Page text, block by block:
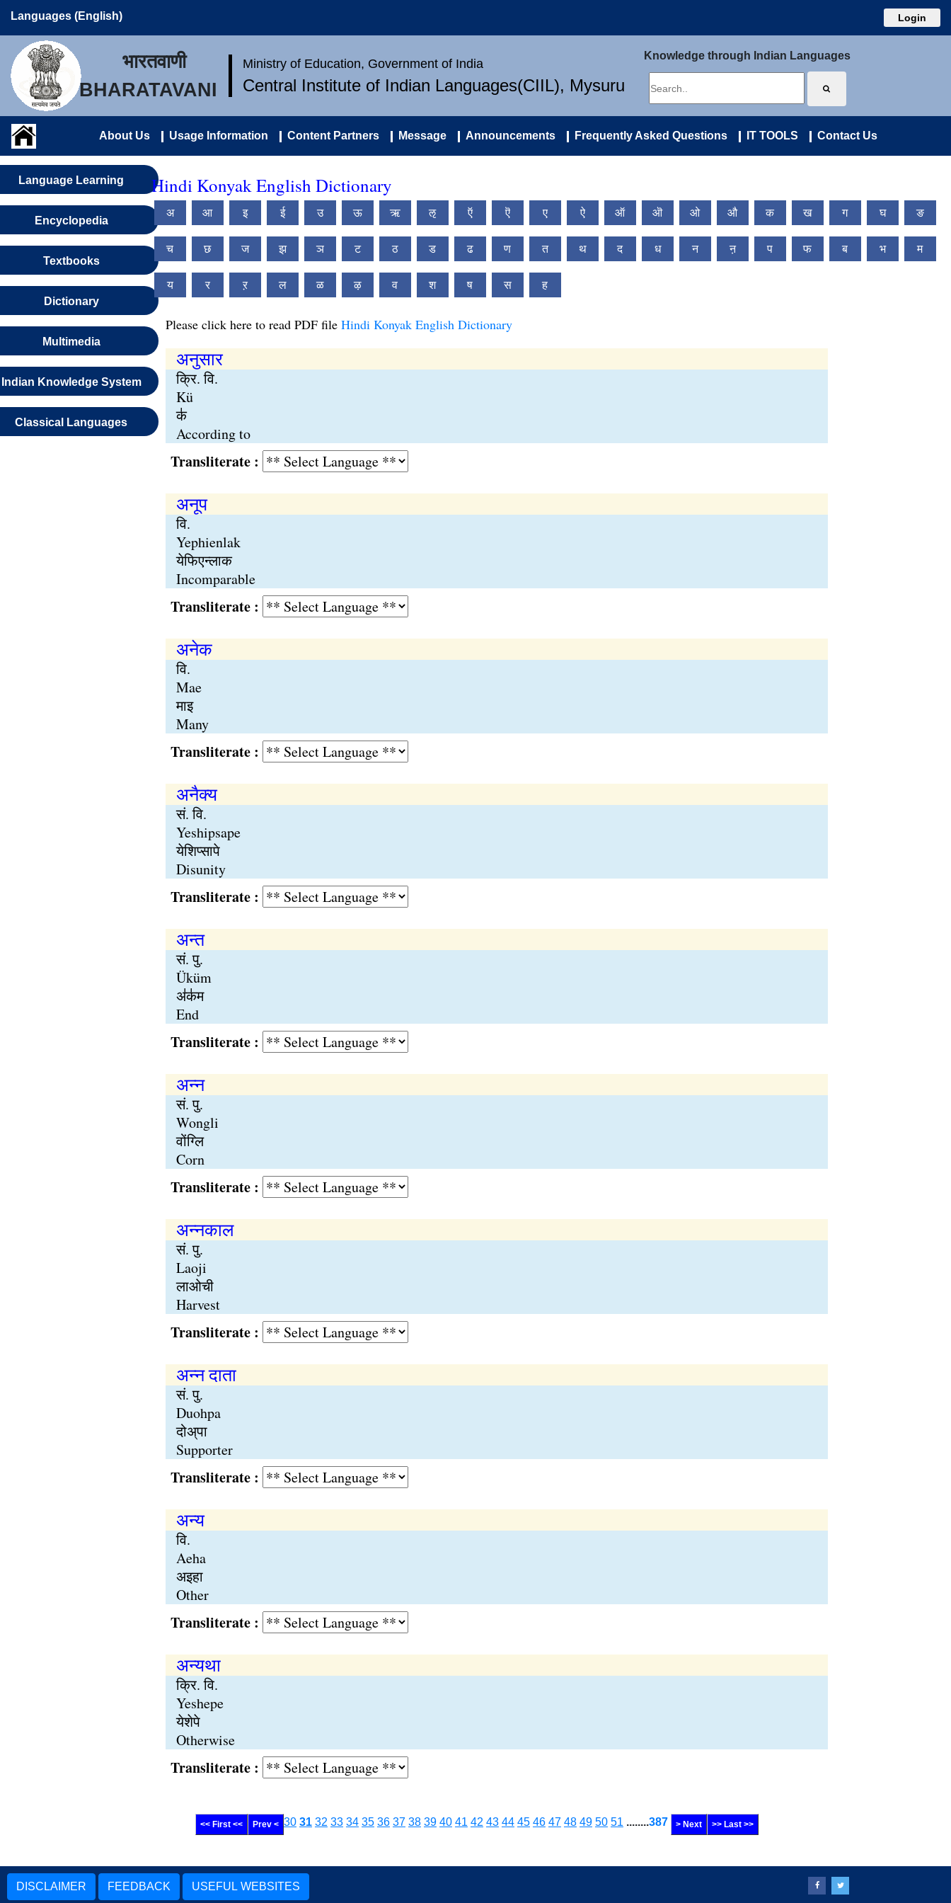
Languages (English) Login
भारतवाणी
BHARATAVANI
Ministry of Education, Government of India
Central Institute of Indian Languages(CIIL), Mysuru
Knowledge through Indian Languages
About Us Usage Information Content Partners Message Announcements Frequently Asked Questions IT TOOLS Contact Us
Language Learning
Encyclopedia
Textbooks
Dictionary
Multimedia
Indian Knowledge System
Classical Languages
Hindi Konyak English Dictionary
अ आ इ ई उ ऊ ऋ ऌ ऍ ऎ ए ऐ ऑ ऒ ओ औ क ख ग घ ङ
च छ ज झ ञ ट ठ ड ढ ण त थ द ध न ऩ प फ ब भ म
य र ऱ ल ळ ऴ व श ष स ह
Please click here to read PDF file Hindi Konyak English Dictionary
अनुसार
क्रि. वि.
Kü
क॑
According to
Transliterate :
अनूप
वि.
Yephienlak
येफिएन्लाक
Incomparable
Transliterate :
अनेक
वि.
Mae
माइ
Many
Transliterate :
अनैक्य
सं. वि.
Yeshipsape
येशिप्सापे
Disunity
Transliterate :
अन्त
सं. पु.
Üküm
अ॑क॑म
End
Transliterate :
अन्न
सं. पु.
Wongli
वोंग्लि
Corn
Transliterate :
अन्नकाल
सं. पु.
Laoji
लाओची
Harvest
Transliterate :
अन्न दाता
सं. पु.
Duohpa
दोअ्पा
Supporter
Transliterate :
अन्य
वि.
Aeha
अइहा
Other
Transliterate :
अन्यथा
क्रि. वि.
Yeshepe
येशेपे
Otherwise
Transliterate :
<< First << Prev < 30 31 32 33 34 35 36 37 38 39 40 41 42 43 44 45 46 47 48 49 50 51 ........387 > Next >> Last >>
DISCLAIMER FEEDBACK USEFUL WEBSITES